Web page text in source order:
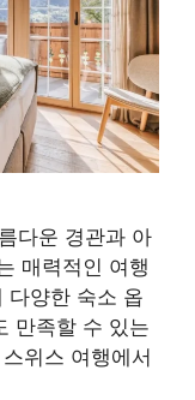
다운 경관과 아
매력적인 여행
다양한 숙소 옵
만족할 수 있는
위스 여행에서